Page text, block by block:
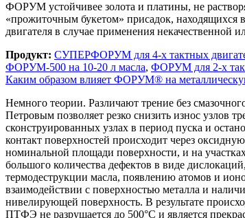
ФОРУМ устойчивее золота и платины, не
«прожиточным букетом» присадок, находящихся
двигателя в случае применения некачественной
Продукт: СУПЕРФОРУМ для 4-х тактных
ФОРУМ-500 на 10-20 л масла, ФОРУМ для 2-х
Каким образом влияет ФОРУМ® на металлическую
Немного теории. Различают трение без
Петровым позволяет резко снизить износ узлов
сконструированных узлах в период пуска и
контакт поверхностей происходит через
номинальной площади поверхности, и на
большого количества дефектов в виде
термодеструкции масла, появлению атомов и
взаимодействии с поверхностью металла и
нивелирующей поверхность. В результате
ПТФЭ не разрушается до 500°С и является